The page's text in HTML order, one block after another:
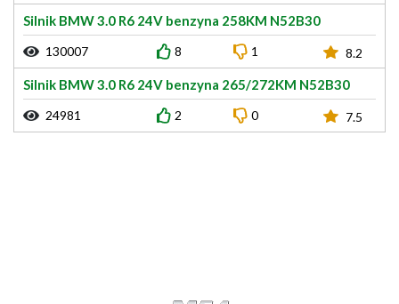
Silnik BMW 3.0 R6 24V benzyna 258KM N52B30
130007 8 1 8.2
Silnik BMW 3.0 R6 24V benzyna 265/272KM N52B30
24981 2 0 7.5